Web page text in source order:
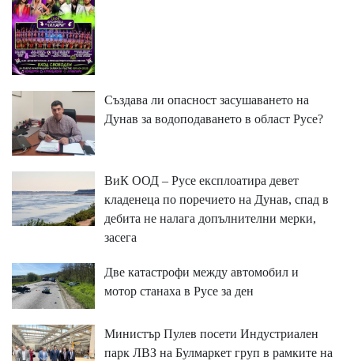
Създава ли опасност засушаването на
Дунав за водоподаването в област Русе?
ВиК ООД – Русе експлоатира девет
кладенеца по поречието на Дунав, спад в
дебита не налага допълнителни мерки,
засега
Две катастрофи между автомобил и
мотор станаха в Русе за ден
Министър Пулев посети Индустриален
парк ЛВЗ на Булмаркет груп в рамките на